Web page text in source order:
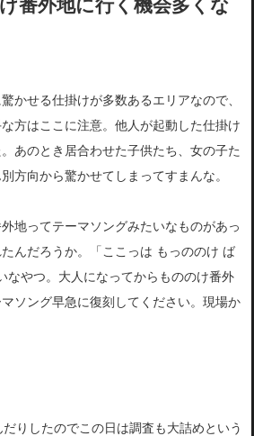
番外地に行く機会多くな
かせる仕掛けが多数あるエリアなので、
方はここに注意。他人が起動した仕掛け
あのとき居合わせた子供たち、女の子た
方向から驚かせてしまってすまんな。
地ってテーマソングみたいなものがあっ
んだろうか。「ここっは もっののけ ば
なやつ。大人になってからもののけ番外
ソング早急に復刻してください。現場か
りしたのでこの日は調査も大詰めという